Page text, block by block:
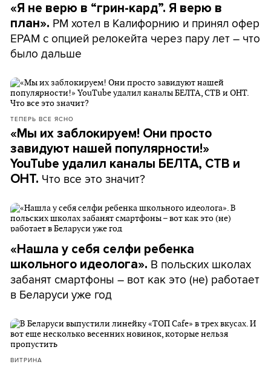
«Я не верю в “грин-кард”. Я верю в
план». PM хотел в Калифорнию и принял офер
EPAM с опцией релокейта через пару лет – что
было дальше
ТЕПЕРЬ ВСЕ ЯСНО
«Мы их заблокируем! Они просто
завидуют нашей популярности!»
YouTube удалил каналы БЕЛТА, СТВ и
ОНТ. Что все это значит?
«Нашла у себя селфи ребенка
школьного идеолога». В польских школах
забанят смартфоны – вот как это (не) работает
в Беларуси уже год
ВИТРИНА